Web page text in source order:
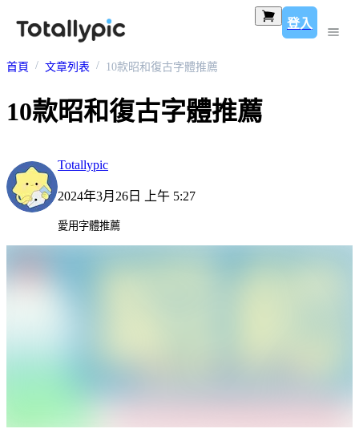
登入
首頁 文章列表 10款昭和復古字體推薦
10款昭和復古字體推薦
Totallypic
2024年3月26日 上午 5:27
愛用字體推薦